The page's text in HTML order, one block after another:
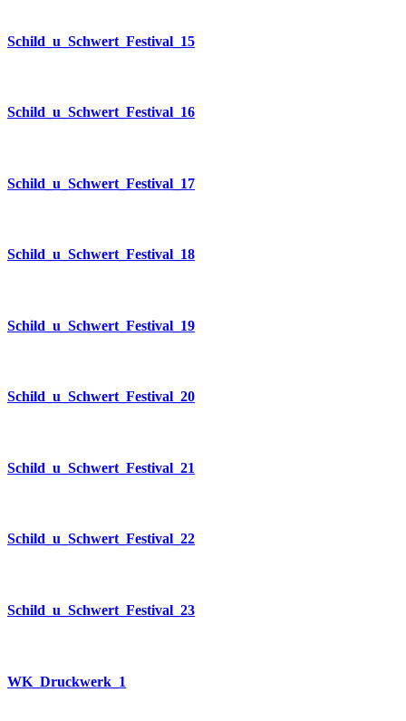
Schild_u_Schwert_Festival_15
Schild_u_Schwert_Festival_16
Schild_u_Schwert_Festival_17
Schild_u_Schwert_Festival_18
Schild_u_Schwert_Festival_19
Schild_u_Schwert_Festival_20
Schild_u_Schwert_Festival_21
Schild_u_Schwert_Festival_22
Schild_u_Schwert_Festival_23
WK_Druckwerk_1